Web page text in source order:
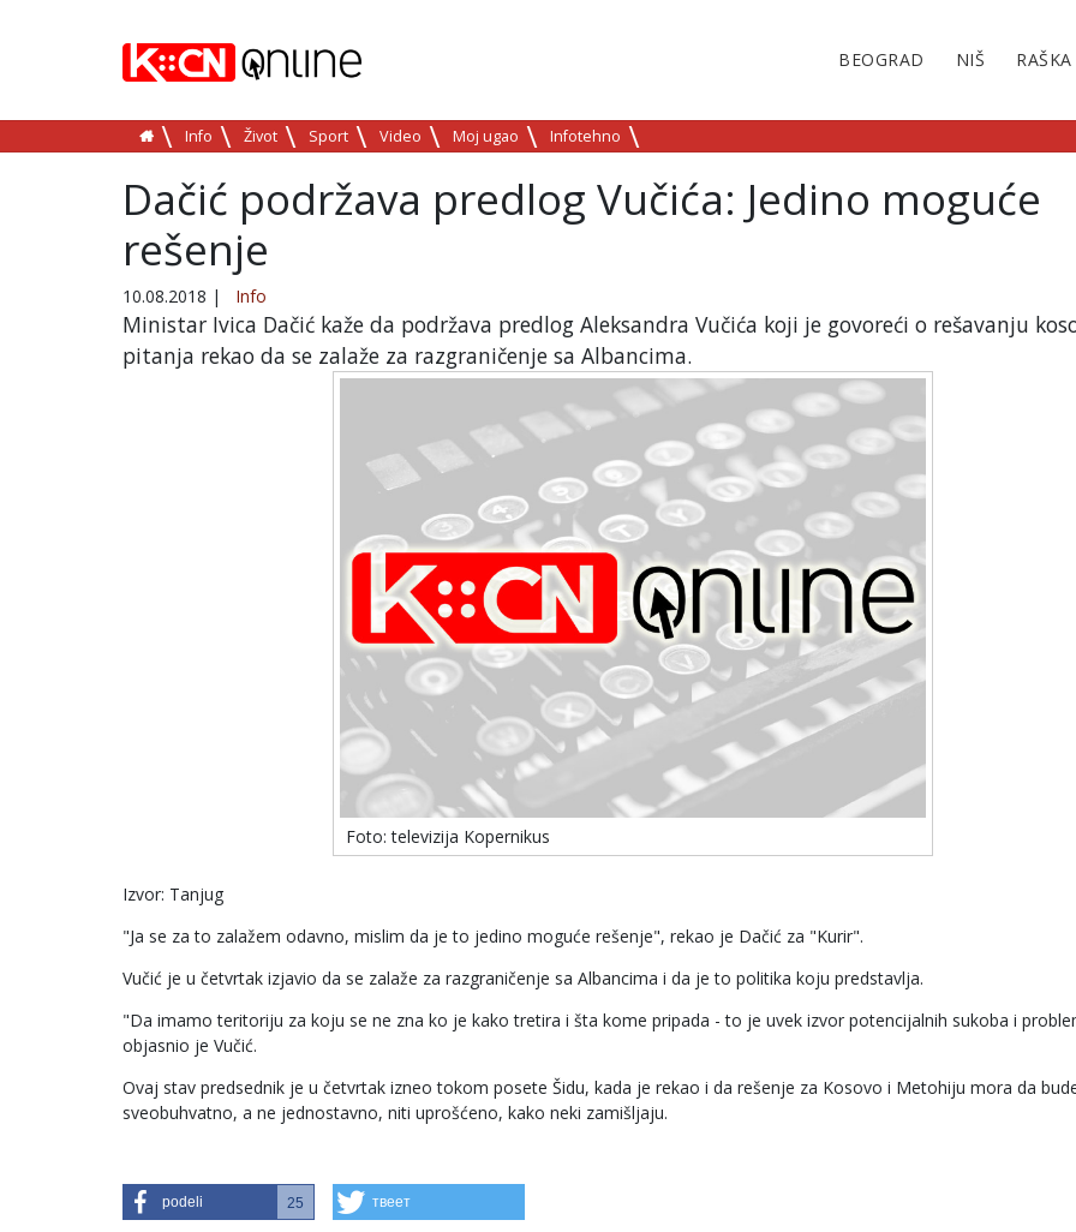
BEOGRAD NIŠ RAŠKA
Info Život Sport Video Moj ugao Infotehno
Dačić podržava predlog Vučića: Jedino moguće
rešenje
10.08.2018 | Info
Ministar Ivica Dačić kaže da podržava predlog Aleksandra Vučića koji je govoreći o rešavanju
pitanja rekao da se zalaže za razgraničenje sa Albancima.
Foto: televizija Kopernikus
Izvor: Tanjug
"Ja se za to zalažem odavno, mislim da je to jedino moguće rešenje", rekao je Dačić za "Kurir".
Vučić je u četvrtak izjavio da se zalaže za razgraničenje sa Albancima i da je to politika koju predstavlja.
"Da imamo teritoriju za koju se ne zna ko je kako tretira i šta kome pripada - to je uvek izvor potencijalnih sukoba i
objasnio je Vučić.
Ovaj stav predsednik je u četvrtak izneo tokom posete Šidu, kada je rekao i da rešenje za Kosovo i Metohiju mora da
sveobuhvatno, a ne jednostavno, niti uprošćeno, kako neki zamišljaju.
podeli 25 твеет